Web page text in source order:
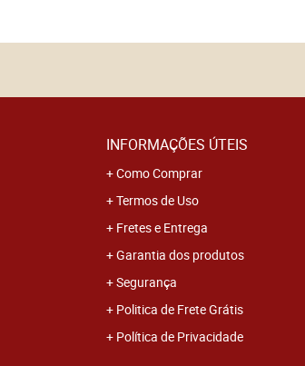
INFORMAÇÕES ÚTEIS
Como Comprar
Termos de Uso
Fretes e Entrega
Garantia dos produtos
Segurança
Politica de Frete Grátis
Política de Privacidade